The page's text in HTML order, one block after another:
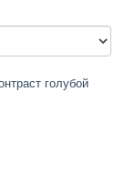
голубой